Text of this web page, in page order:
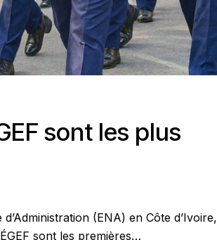
sont les plus
(ENA) en Côte d’Ivoire,
sont les premières…